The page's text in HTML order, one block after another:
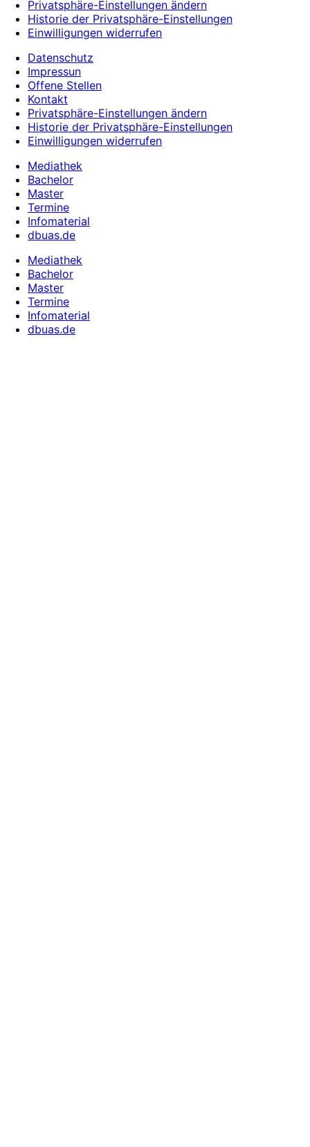
Privatsphäre-Einstellungen ändern
Historie der Privatsphäre-Einstellungen
Einwilligungen widerrufen
Datenschutz
Impressun
Offene Stellen
Kontakt
Privatsphäre-Einstellungen ändern
Historie der Privatsphäre-Einstellungen
Einwilligungen widerrufen
Mediathek
Bachelor
Master
Termine
Infomaterial
dbuas.de
Mediathek
Bachelor
Master
Termine
Infomaterial
dbuas.de